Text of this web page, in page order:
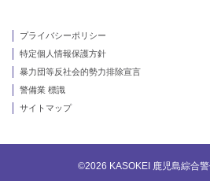
プライバシーポリシー
特定個人情報保護方針
暴力団等反社会的勢力排除宣言
警備業 標識
サイトマップ
©2026 KASOKEI 鹿児島綜合